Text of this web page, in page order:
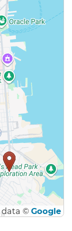
© Google